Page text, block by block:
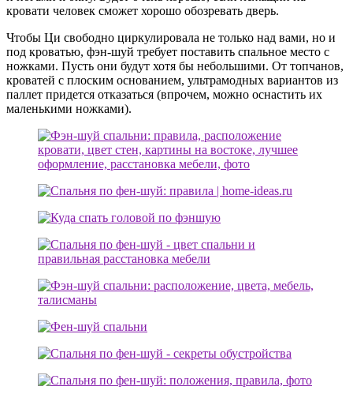
кровати человек сможет хорошо обозревать дверь.
Чтобы Ци свободно циркулировала не только над вами, но и
под кроватью, фэн-шуй требует поставить спальное место с
ножками. Пусть они будут хотя бы небольшими. От топчанов,
кроватей с плоским основанием, ультрамодных вариантов из
паллет придется отказаться (впрочем, можно оснастить их
маленькими ножками).